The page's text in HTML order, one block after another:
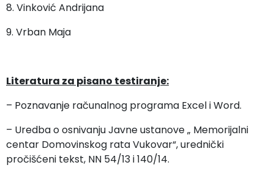
8. Vinković Andrijana
9. Vrban Maja
Literatura za pisano testiranje:
– Poznavanje računalnog programa Excel i Word.
– Uredba o osnivanju Javne ustanove „ Memorijalni
centar Domovinskog rata Vukovar“, urednički
pročišćeni tekst, NN 54/13 i 140/14.